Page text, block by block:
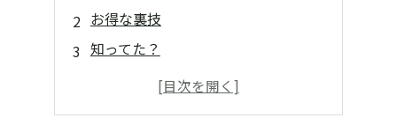
お得な裏技
知ってた？
断捨離のお供に